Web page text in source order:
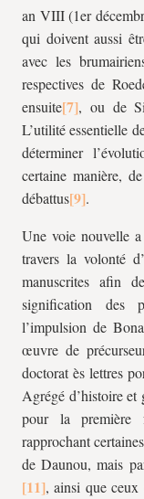
an VIII (1er
qui doivent aussi
avec les
respectives de
ensuite
, ou de
L’utilité essentielle
déterminer
certaine manière,
débattus
.
Une voie nouvelle
travers la volonté
manuscrites afin
signification des
l’impulsion de
œuvre de
doctorat ès lettres
Agrégé d’histoire
pour la
rapprochant
de Daunou, mais
, ainsi que ceux